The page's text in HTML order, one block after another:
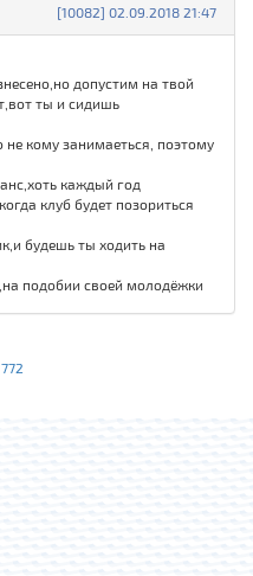
[10082] 02.09.2018 21:47
допустим на твой
ты и сидишь
не кому занимаеться, поэтому
каждый год
клуб будет позориться
будешь ты ходить на
подобии своей молодёжки
772